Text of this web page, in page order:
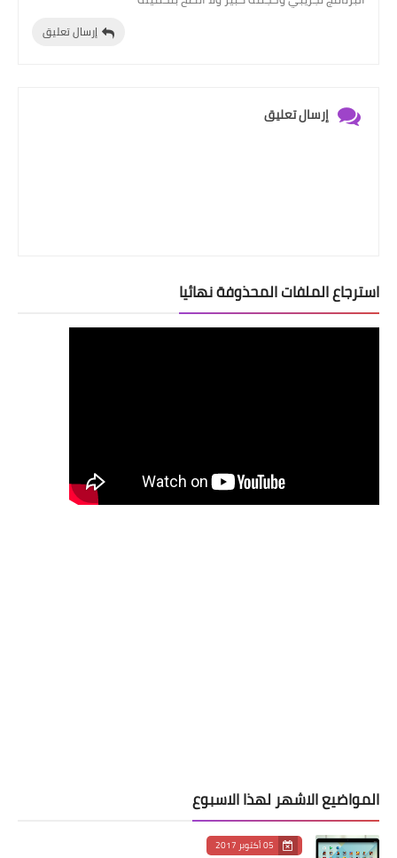
إرسال تعليق
إرسال تعليق
استرجاع الملفات المحذوفة نهائيا
المواضيع الاشهر لهذا الاسبوع
05 أكتوبر 2017